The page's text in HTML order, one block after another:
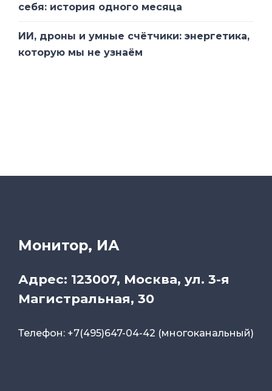
себя: история одного месяца
ИИ, дроны и умные счётчики: энергетика,
которую мы не узнаём
Монитор, ИА
Адрес: 123007, Москва, ул. 3-я
Магистральная, 30
Телефон: +7(495)647-04-42 (многоканальный)